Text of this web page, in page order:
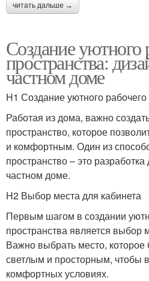
читать дальше →
Создание уютного
пространства:
частном доме
H1 Создание уютного рабочего
Работая из дома, важно
пространство, которое
и комфортным. Один из
пространство – это
частном доме.
H2 Выбор места для кабинета
Первым шагом в создании
пространства является выбор
Важно выбрать место, которое
светлым и просторным, чтобы
комфортных условиях.